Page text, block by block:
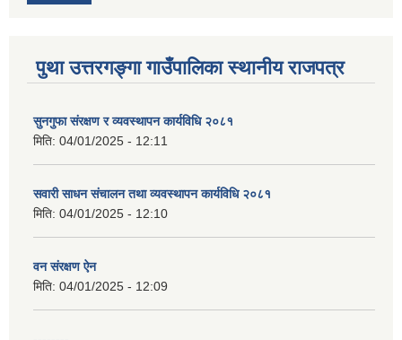
पुथा उत्तरगङ्गा गाउँपालिका स्थानीय राजपत्र
सुनगुफा संरक्षण र व्यवस्थापन कार्यविधि २०८१
मिति: 04/01/2025 - 12:11
सवारी साधन संचालन तथा व्यवस्थापन कार्यविधि २०८१
मिति: 04/01/2025 - 12:10
वन संरक्षण ऐन
मिति: 04/01/2025 - 12:09